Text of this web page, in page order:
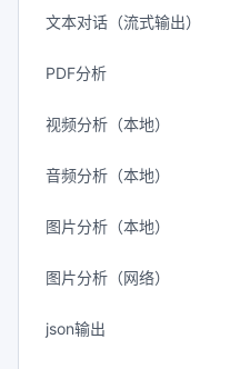
文本对话（流式输出）
PDF分析
视频分析（本地）
音频分析（本地）
图片分析（本地）
图片分析（网络）
json输出